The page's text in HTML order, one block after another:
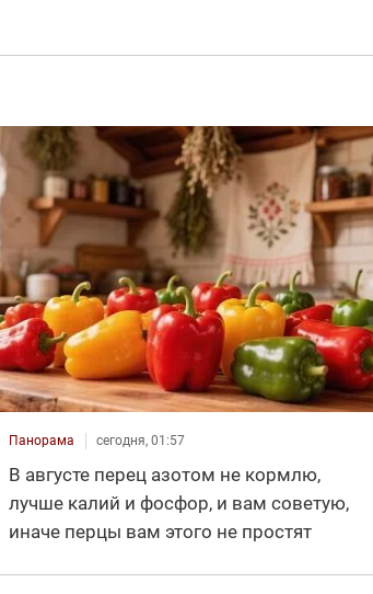
Панорама сегодня, 01:57
В августе перец азотом не кормлю,
лучше калий и фосфор, и вам советую,
иначе перцы вам этого не простят